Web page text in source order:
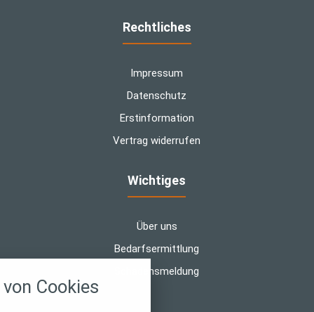
Rechtliches
Impressum
Datenschutz
Erstinformation
Vertrag widerrufen
Wichtiges
Über uns
Bedarfsermittlung
Schadensmeldung
Cookies
alle verwendeten Cookies und